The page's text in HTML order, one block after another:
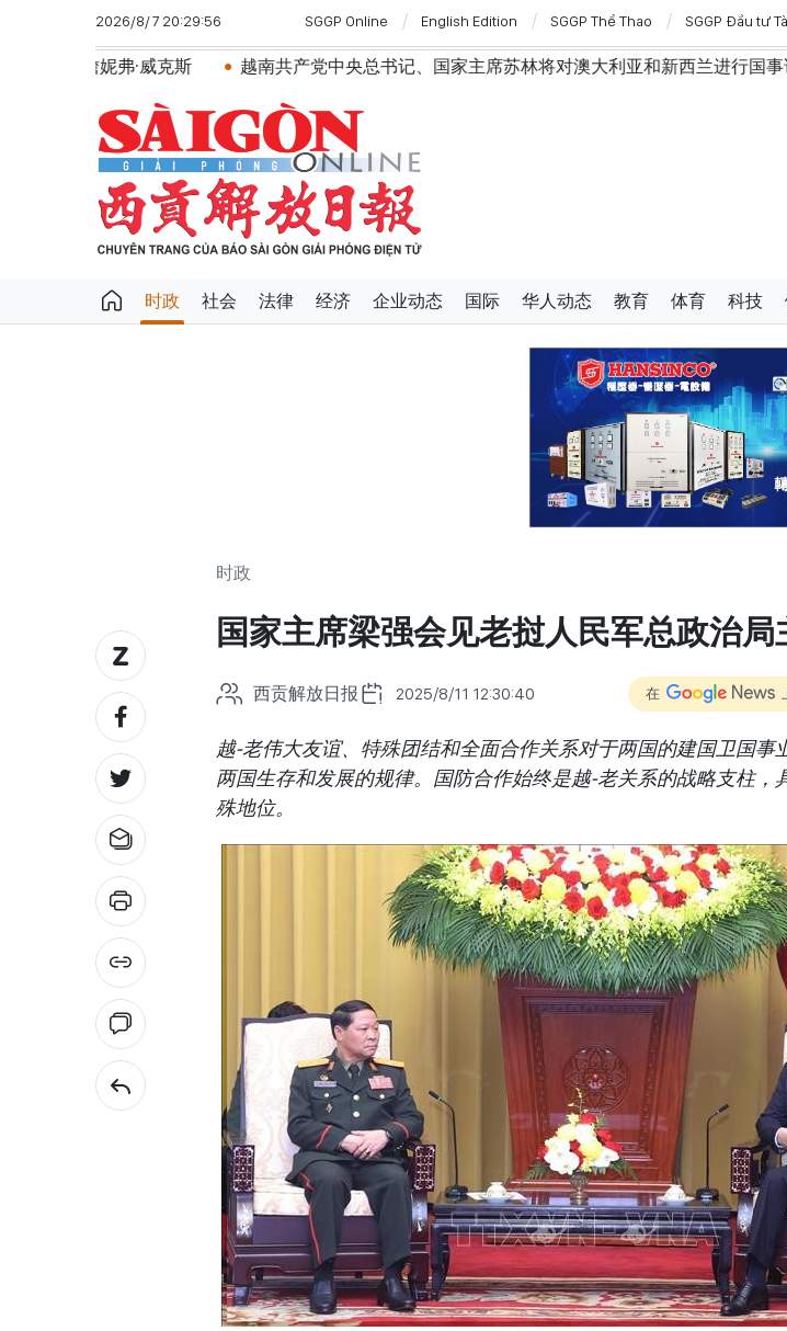
2026/8/7 20:29:56 SGGP Online English Edition SGGP Thể Thao SGGP Đầu tư
越南共产党中央总书记、国家主席苏林将对澳大利亚和新西兰进行国事访问 政府
时政 社会 法律 经济 企业动态 国际 华人动态 教育 体育 科技
时政
国家主席梁强会见老挝人民军总政治局
西贡解放日报 2025/8/11 12:30:40 在
越-老伟大友谊、特殊团结和全面合作关系对于两国的建国卫国事
两国生存和发展的规律。国防合作始终是越-老关系的战略支柱，
殊地位。